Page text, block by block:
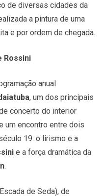
de diversas cidades da
a pintura de uma
e por ordem de chegada.
Rossini
anual
, um dos principais
concerto do interior
um encontro entre dois
19: o lirismo e a
e a força dramática da
.
de Seda), de